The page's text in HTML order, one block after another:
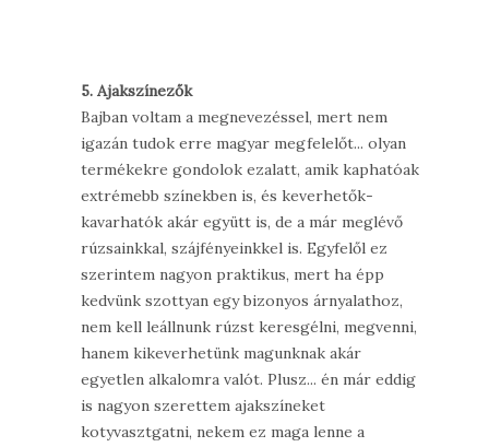
5. Ajakszínezők
Bajban voltam a megnevezéssel, mert nem
igazán tudok erre magyar megfelelőt... olyan
termékekre gondolok ezalatt, amik kaphatóak
extrémebb színekben is, és keverhetők-
kavarhatók akár együtt is, de a már meglévő
rúzsainkkal, szájfényeinkkel is. Egyfelől ez
szerintem nagyon praktikus, mert ha épp
kedvünk szottyan egy bizonyos árnyalathoz,
nem kell leállnunk rúzst keresgélni, megvenni,
hanem kikeverhetünk magunknak akár
egyetlen alkalomra valót. Plusz... én már eddig
is nagyon szerettem ajakszíneket
kotyvasztgatni, nekem ez maga lenne a